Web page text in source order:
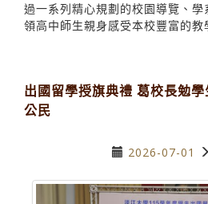
過一系列精心規劃的校園導覽、學
領高中師生親身感受本校豐富的教
出國留學授旗典禮 葛校長勉
公民
2026-07-01